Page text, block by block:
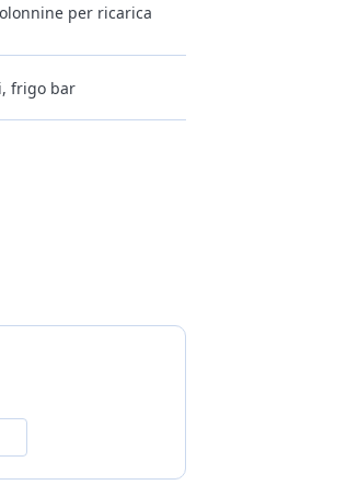
per ricarica
frigo bar